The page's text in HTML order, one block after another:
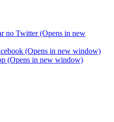
no Twitter (Opens in new
(Opens in new window)
(Opens in new window)